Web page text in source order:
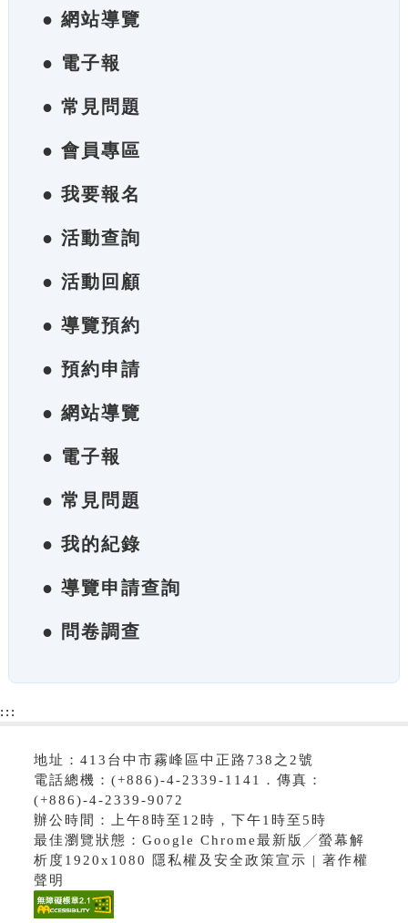
● 網站導覽
● 電子報
● 常見問題
● 會員專區
● 我要報名
● 活動查詢
● 活動回顧
● 導覽預約
● 預約申請
● 網站導覽
● 電子報
● 常見問題
● 我的紀錄
● 導覽申請查詢
● 問卷調查
:::
地址：413台中市霧峰區中正路738之2號
電話總機：(+886)-4-2339-1141．傳真：
(+886)-4-2339-9072
辦公時間：上午8時至12時，下午1時至5時
最佳瀏覽狀態：Google Chrome最新版╱螢幕解
析度1920x1080 隱私權及安全政策宣示 | 著作權
聲明